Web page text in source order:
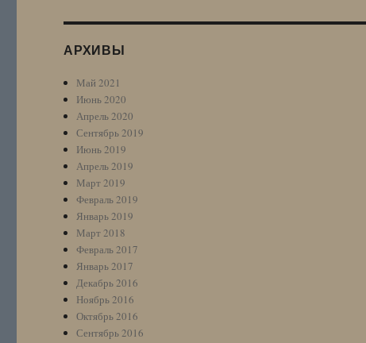
АРХИВЫ
Май 2021
Июнь 2020
Апрель 2020
Сентябрь 2019
Июнь 2019
Апрель 2019
Март 2019
Февраль 2019
Январь 2019
Март 2018
Февраль 2017
Январь 2017
Декабрь 2016
Ноябрь 2016
Октябрь 2016
Сентябрь 2016